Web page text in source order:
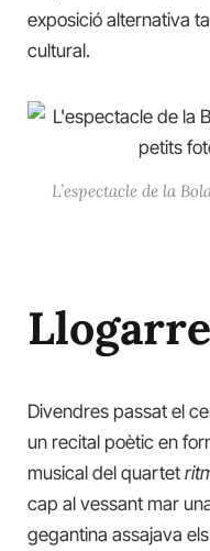
exposició alternativa
cultural.
L’espectacle de la
Divendres passat el
un recital poètic en
musical del quartet
cap al vessant mar
gegantina assajava